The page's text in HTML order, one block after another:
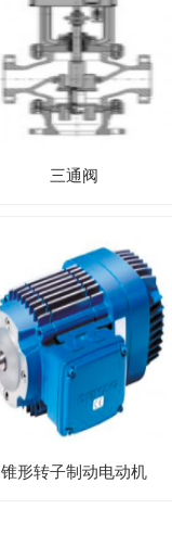
三通阀
锥形转子制动电动机